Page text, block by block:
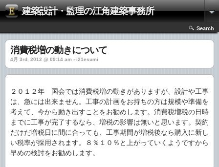
建築設計・監理の江角建築事務所
Search
消費税増の動きについて
4月 3rd, 2012 @ 09:14 am › i21esumi
２０１２年 国会では消費税増の動きがありますが、設計や工事
は、急には出来ません。工事の計画をお持ちの方は規模や準備を
考えて、今から動き出すことをお勧めします。消費税増税の日時
までに工事が完了するなら、増税の影響は無いと思います。契約
だけだ増税日に間に合っても、工事期間が増税後なら購入に新し
い税率が採用されます。８％１０％と上がっていくようですから
早めの検討をお勧めします。